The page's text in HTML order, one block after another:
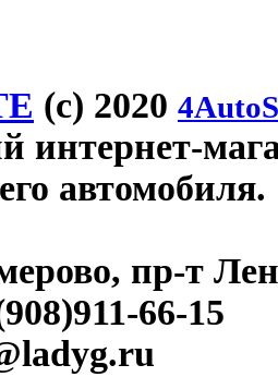
(c) 2020
интернет-
автомобиля.
пр-т
66-15